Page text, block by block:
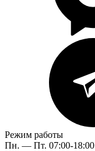
Режим работы
Пн. — Пт. 07:00-18:00